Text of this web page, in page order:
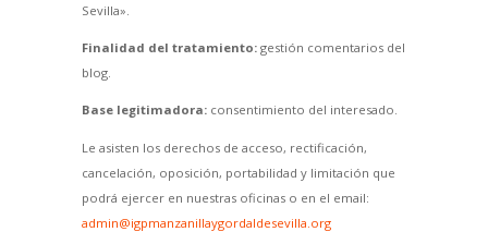
Sevilla».
Finalidad del tratamiento:gestión comentarios del
blog.
Base legitimadora:consentimiento del interesado.
Le asisten los derechos de acceso, rectificación,
cancelación, oposición, portabilidad y limitación que
podrá ejercer en nuestras oficinas o en el email:
admin@igpmanzanillaygordaldesevilla.org